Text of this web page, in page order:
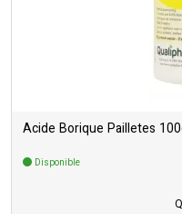
Acide Borique Pailletes
Disponible